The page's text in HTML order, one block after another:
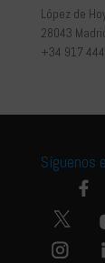
López de
28043
+34 917